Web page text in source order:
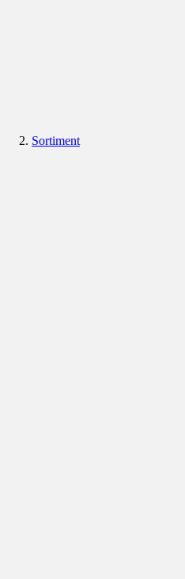
Sortiment